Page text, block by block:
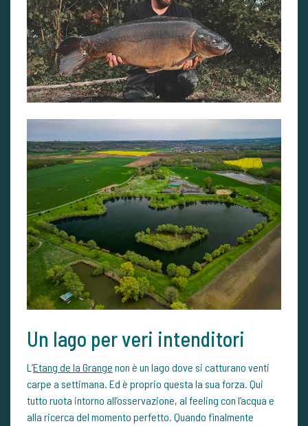
Un lago per veri intenditori
L’Etang de la Grange non è un lago dove si catturano venti
carpe a settimana. Ed è proprio questa la sua forza. Qui
tutto ruota intorno all’osservazione, al feeling con l’acqua e
alla ricerca del momento perfetto. Quando finalmente